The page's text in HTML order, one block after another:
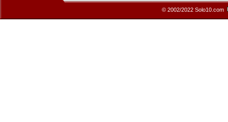
© 2002/2022 Solo10.com